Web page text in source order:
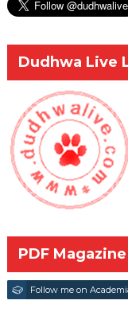
Dudhwa Live
PDF
Follow me on